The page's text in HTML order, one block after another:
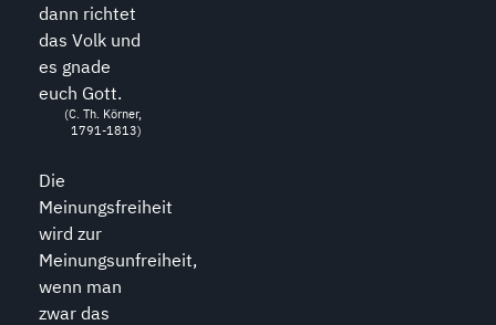
dann richtet
das Volk und
es gnade
euch Gott.
(C. Th. Körner,
1791-1813)
Die
Meinungsfreiheit
wird zur
Meinungsunfreiheit,
wenn man
zwar das